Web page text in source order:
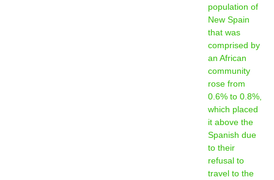
population of
New Spain
that was
comprised by
an African
community
rose from
0.6% to 0.8%,
which placed
it above the
Spanish due
to their
refusal to
travel to the